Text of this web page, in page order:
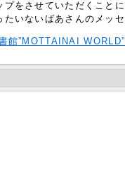
をさせていただくこと
いないばあさんのメッ
館”MOTTAINAI